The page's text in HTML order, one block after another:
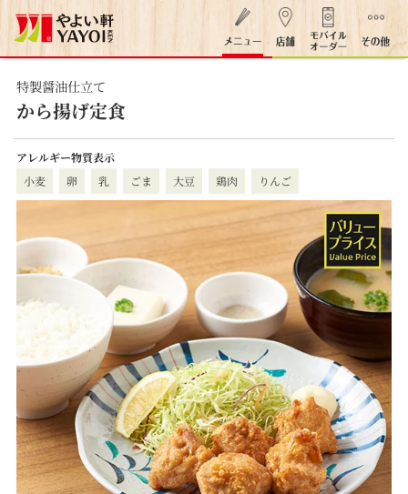
特製醤油仕立て
から揚げ定食
アレルギー物質表示
小麦
卵 乳 ごま 大豆 鶏肉 りんご